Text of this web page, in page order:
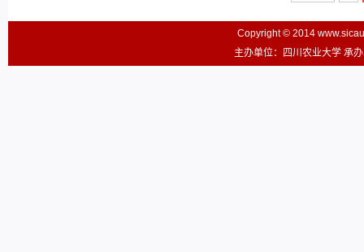
Copyright © 2014
主办单位：四川农业大学 承